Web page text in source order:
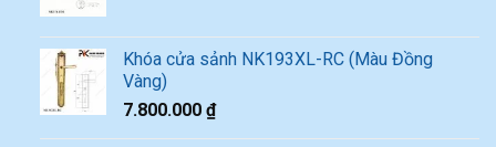
Khóa cửa sảnh NK193XL-RC (Màu Đồng
Vàng)
7.800.000 ₫